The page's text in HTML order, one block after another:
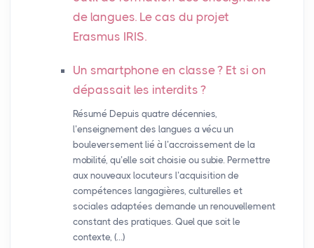
de langues. Le cas du projet
Erasmus IRIS.
Un smartphone en classe? Et si on
dépassait les interdits ?
Résumé Depuis quatre décennies,
l’enseignement des langues a vécu un
bouleversement lié à l’accroissement de la
mobilité, qu’elle soit choisie ou subie. Permettre
aux nouveaux locuteurs l’acquisition de
compétences langagières, culturelles et
sociales adaptées demande un renouvellement
constant des pratiques. Quel que soit le
contexte, (…)